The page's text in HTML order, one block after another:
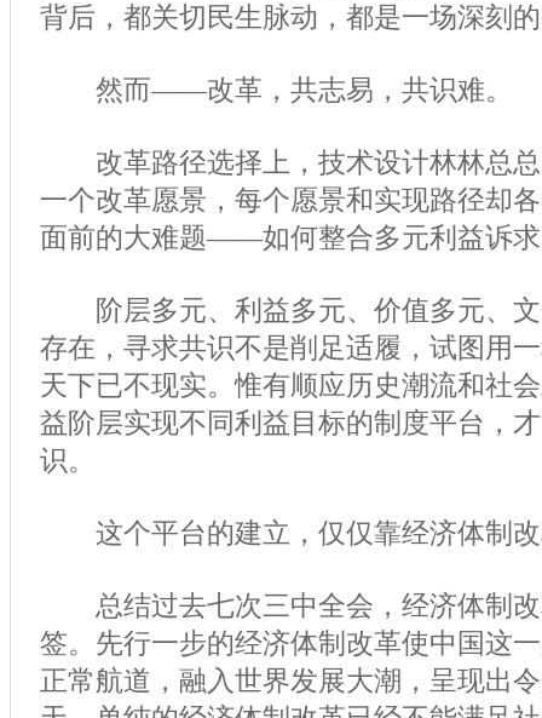
背后，都关切民生脉动，都是一场深刻
然而——改革，共志易，共识难。
改革路径选择上，技术设计林林总总
一个改革愿景，每个愿景和实现路径却
面前的大难题——如何整合多元利益诉
阶层多元、利益多元、价值多元、文
存在，寻求共识不是削足适履，试图用
天下已不现实。惟有顺应历史潮流和社
益阶层实现不同利益目标的制度平台，
识。
这个平台的建立，仅仅靠经济体制改
总结过去七次三中全会，经济体制改
签。先行一步的经济体制改革使中国这
正常航道，融入世界发展大潮，呈现出